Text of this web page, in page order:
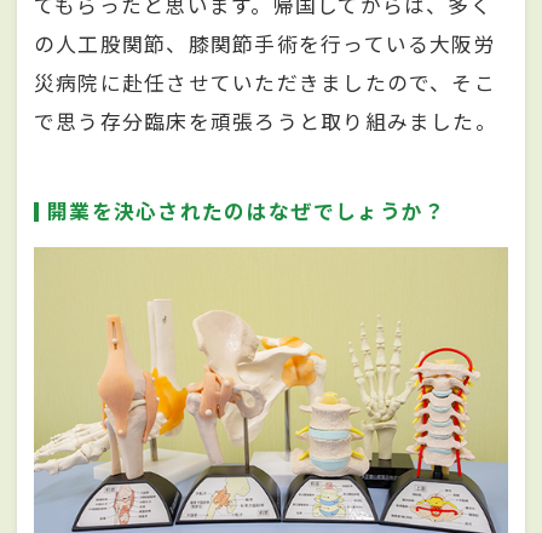
の人工股関節、膝関節手術を行っている大阪労
災病院に赴任させていただきましたので、そこ
で思う存分臨床を頑張ろうと取り組みました。
開業を決心されたのはなぜでしょうか？